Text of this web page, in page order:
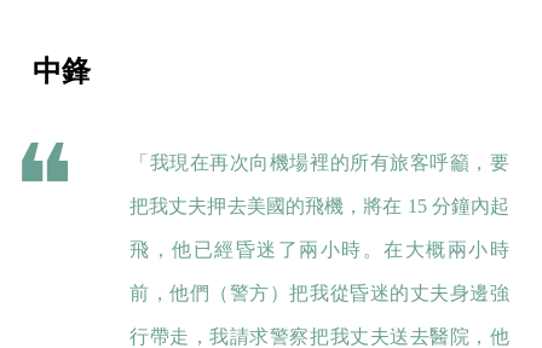
中鋒
「我現在再次向機場裡的所有旅客呼籲，要
把我丈夫押去美國的飛機，將在 15 分鐘內起
飛，他已經昏迷了兩小時。在大概兩小時
前，他們（警方）把我從昏迷的丈夫身邊強
行帶走，我請求警察把我丈夫送去醫院，他